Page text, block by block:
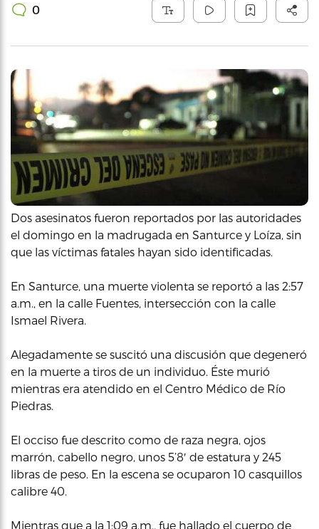
0
Dos asesinatos fueron reportados por las autoridades
el domingo en la madrugada en Santurce y Loíza, sin
que las víctimas fatales hayan sido identificadas.
En Santurce, una muerte violenta se reportó a las 2:57
a.m., en la calle Fuentes, intersección con la calle
Ismael Rivera.
Alegadamente se suscitó una discusión que degeneró
en la muerte a tiros de un individuo. Éste murió
mientras era atendido en el Centro Médico de Río
Piedras.
El occiso fue descrito como de raza negra, ojos
marrón, cabello negro, unos 5’8′ de estatura y 245
libras de peso. En la escena se ocuparon 10 casquillos
calibre 40.
Mientras que a la 1:09 a.m., fue hallado el cuerpo de